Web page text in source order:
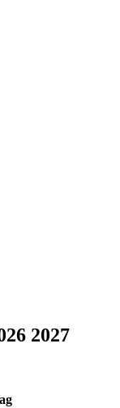
2027